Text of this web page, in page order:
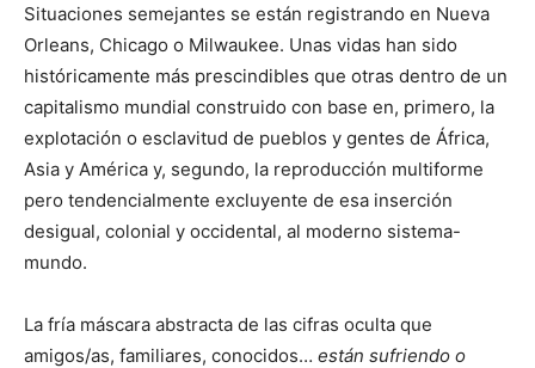
Situaciones semejantes se están registrando en Nueva
Orleans, Chicago o Milwaukee. Unas vidas han sido
históricamente más prescindibles que otras dentro de un
capitalismo mundial construido con base en, primero, la
explotación o esclavitud de pueblos y gentes de África,
Asia y América y, segundo, la reproducción multiforme
pero tendencialmente excluyente de esa inserción
desigual, colonial y occidental, al moderno sistema-
mundo.
La fría máscara abstracta de las cifras oculta que
amigos/as, familiares, conocidos… están sufriendo o